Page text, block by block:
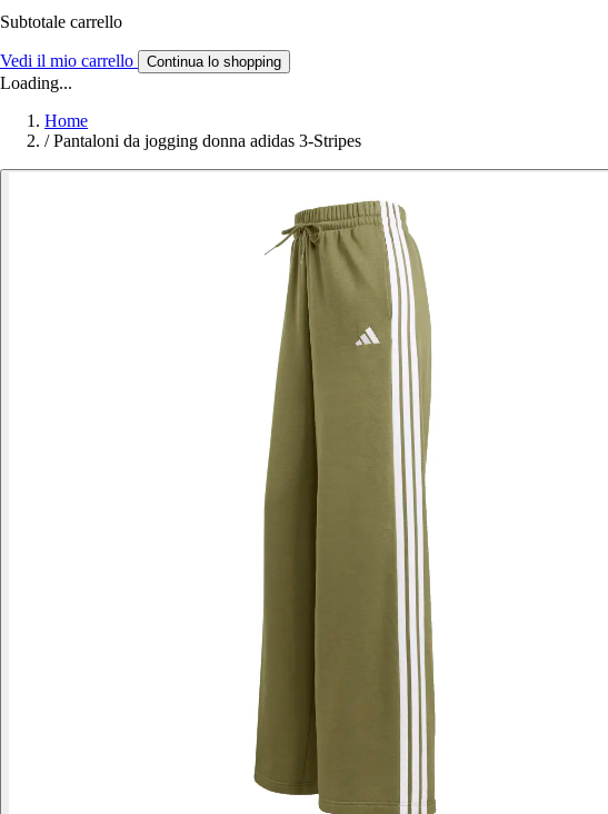
Subtotale carrello
Vedi il mio carrello Continua lo shopping
Loading...
Home
/ Pantaloni da jogging donna adidas 3-Stripes